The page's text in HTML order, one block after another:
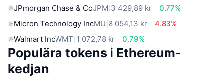
JPmorgan Chase & CoJPM 3 429,89 kr
0.77%
Micron Technology IncMU 8 054,13 kr
4.83%
Walmart IncWMT 1 072,78 kr 0.79%
Populära tokens i Ethereum-
kedjan